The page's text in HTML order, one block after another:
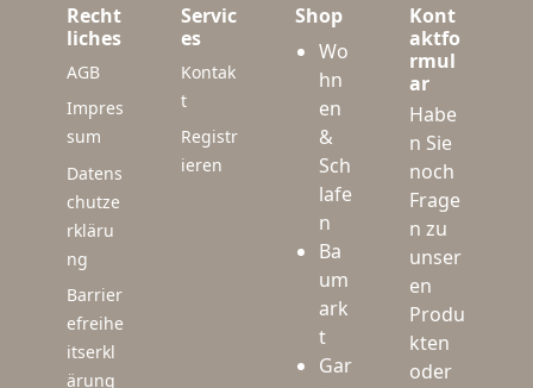
Recht
liches
AGB
Impres
sum
Datens
chutze
rkläru
ng
Barrier
efreihe
itserkl
ärung
Servic
es
Kontak
t
Registr
ieren
Shop
Wo
hn
en
&
Sch
lafe
n
Ba
um
ark
t
Gar
Kont
aktfo
rmul
ar
Habe
n Sie
noch
Frage
n zu
unser
en
Produ
kten
oder